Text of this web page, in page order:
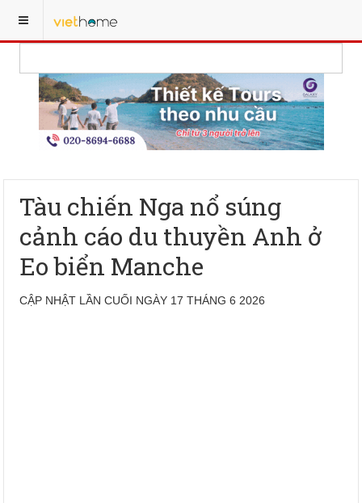
Tàu chiến Nga nổ súng
cảnh cáo du thuyền Anh ở
Eo biển Manche
CẬP NHẬT LẦN CUỐI NGÀY 17 THÁNG 6 2026